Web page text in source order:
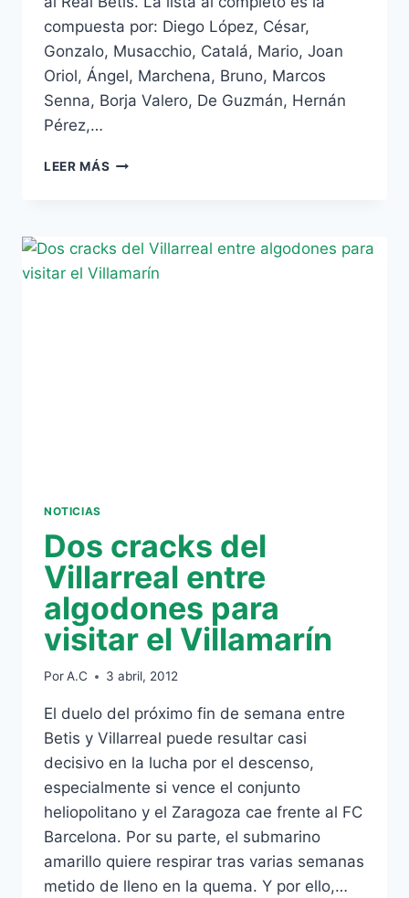
compuesta por: Diego López, César,
Gonzalo, Musacchio, Catalá, Mario, Joan
Oriol, Ángel, Marchena, Bruno, Marcos
Senna, Borja Valero, De Guzmán, Hernán
Pérez,…
LEER MÁS LISTA
VILLARREAL
PARA
EL
NOTICIAS
Dos cracks del
Villarreal entre
algodones para
visitar el Villamarín
PorA.C 3 abril, 2012
El duelo del próximo fin de semana entre
Betis y Villarreal puede resultar casi
decisivo en la lucha por el descenso,
especialmente si vence el conjunto
heliopolitano y el Zaragoza cae frente al FC
Barcelona. Por su parte, el submarino
amarillo quiere respirar tras varias semanas
metido de lleno en la quema. Y por ello,…